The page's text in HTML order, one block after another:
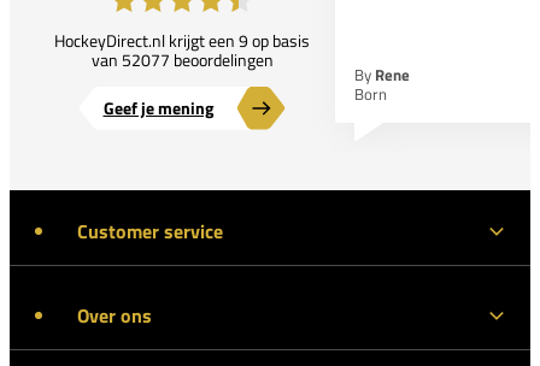
HockeyDirect.nl krijgt een 9 op basis
van 52077 beoordelingen
Geef je mening
By Rene
Born
Customer service
Over ons